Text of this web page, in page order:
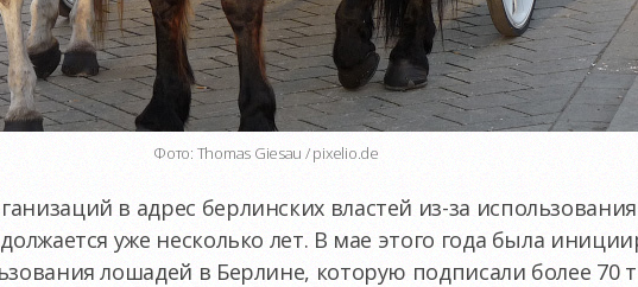
Фото: Thomas Giesau / pixelio.de
в адрес берлинских властей из-за
уже несколько лет. В мае этого года была
лошадей в Берлине, которую подписали более 70